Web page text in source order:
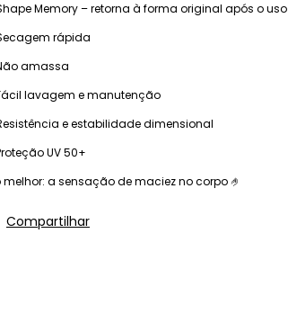
Memory – retorna à forma original após o uso
rápida
amassa
lavagem e manutenção
e estabilidade dimensional
UV 50+
melhor: a sensação de maciez no corpo 🤌
Compartilhar